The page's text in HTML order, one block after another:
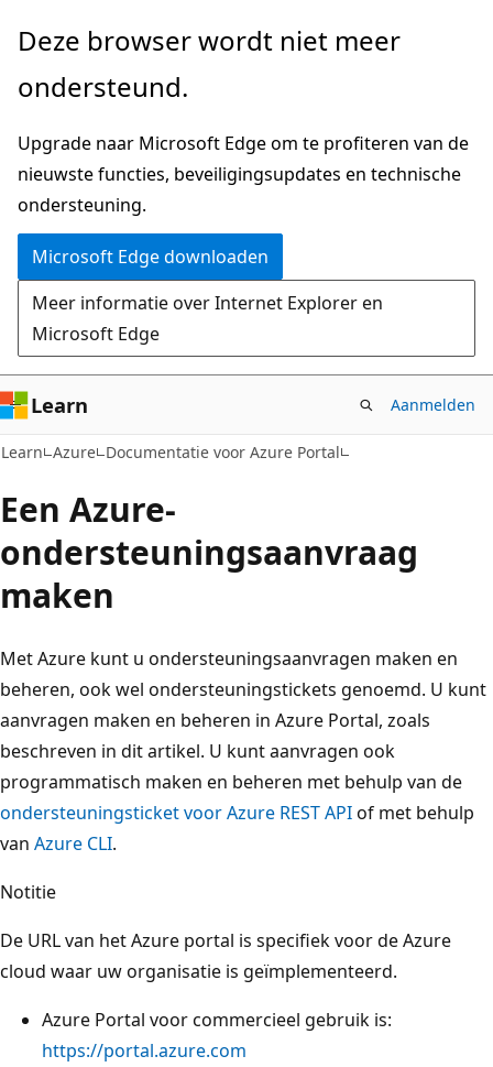
Naar
gaan
Deze browser wordt niet meer
ondersteund.
Upgrade naar Microsoft Edge om te profiteren van de
nieuwste functies, beveiligingsupdates en technische
ondersteuning.
Microsoft Edge downloaden
Meer informatie over Internet Explorer en
Microsoft Edge
Learn Aanmelden
Learn Azure Documentatie voor Azure Portal
Een Azure-
ondersteuningsaanvraag
maken
Met Azure kunt u ondersteuningsaanvragen maken en
beheren, ook wel ondersteuningstickets genoemd. U kunt
aanvragen maken en beheren in Azure Portal, zoals
beschreven in dit artikel. U kunt aanvragen ook
programmatisch maken en beheren met behulp van de
ondersteuningsticket voor Azure REST APIof met behulp
van Azure CLI.
Notitie
De URL van het Azure portal is specifiek voor de Azure
cloud waar uw organisatie is geïmplementeerd.
Azure Portal voor commercieel gebruik is:
https://portal.azure.com